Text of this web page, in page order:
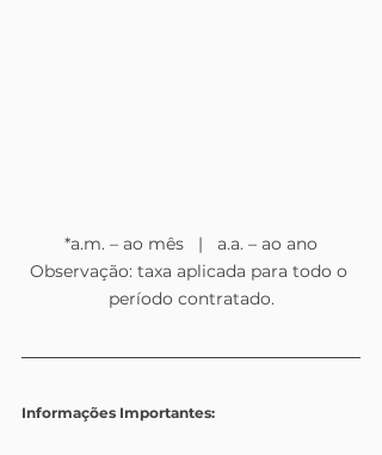
*a.m. – ao mês   |   a.a. – ao ano
Observação: taxa aplicada para todo o
período contratado.
Informações Importantes: